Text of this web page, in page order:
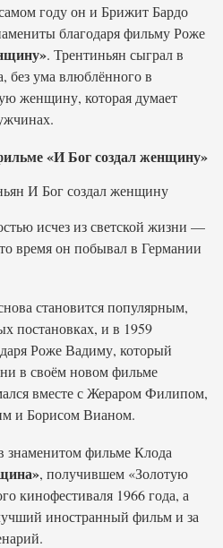
году он и Брижит Бардо
благодаря фильму Роже
. Трентиньян сыграл в
без ума влюблённого в
женщину, которая думает
«И Бог создал женщину»
исчез из светской жизни —
время он побывал в Германии
становится популярным,
постановках, и в 1959
Роже Вадиму, который
в своём новом фильме
вместе с Жераром Филипом,
и Борисом Вианом.
знаменитом фильме Клода
, получившем «Золотую
кинофестиваля 1966 года, а
иностранный фильм и за